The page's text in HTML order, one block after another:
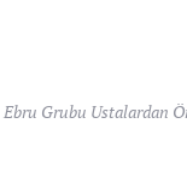
Ebru Grubu Ustalardan